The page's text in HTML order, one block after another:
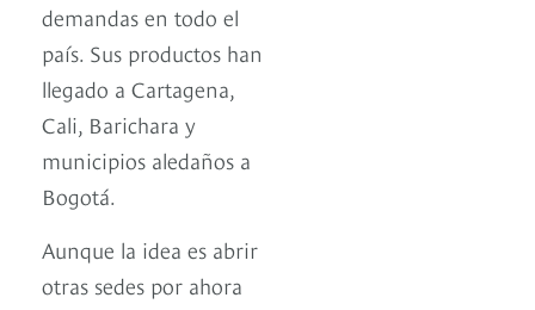
demandas en todo el
país. Sus productos han
llegado a Cartagena,
Cali, Barichara y
municipios aledaños a
Bogotá.
Aunque la idea es abrir
otras sedes por ahora